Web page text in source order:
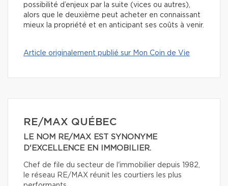
possibilité d’enjeux par la suite (vices ou autres),
alors que le deuxième peut acheter en connaissant
mieux la propriété et en anticipant ses coûts à venir.
Article originalement publié sur Mon Coin de Vie
RE/MAX QUÉBEC
LE NOM RE/MAX EST SYNONYME
D'EXCELLENCE EN IMMOBILIER.
Chef de file du secteur de l'immobilier depuis 1982,
le réseau RE/MAX réunit les courtiers les plus